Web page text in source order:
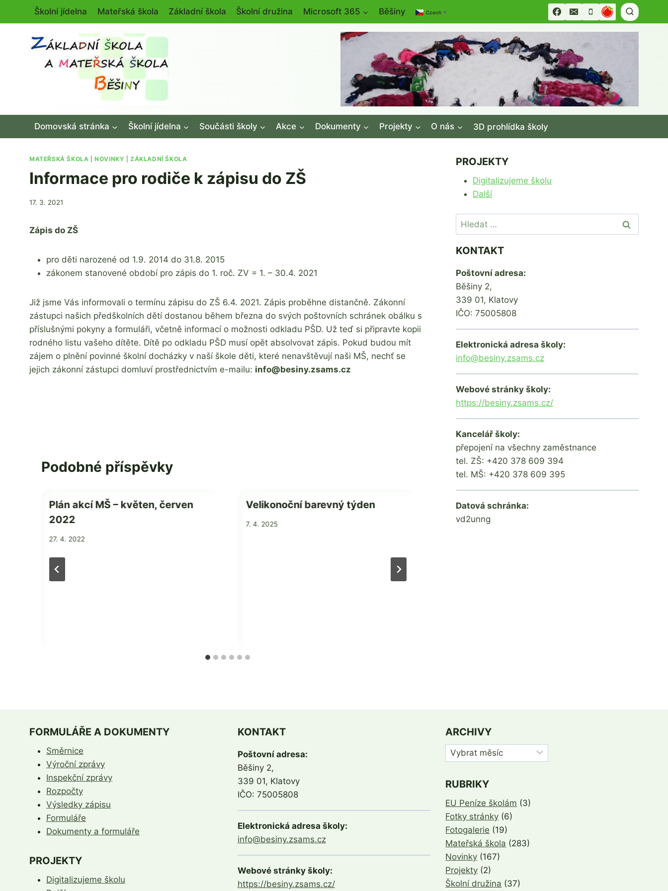
Přeskočit
Školní jídelna Mateřská škola Základní škola Školní družina Microsoft 365 Běšiny Czech ▼
Domovská stránka Školní jídelna Součásti školy Akce Dokumenty Projekty O nás 3D prohlídka školy
MATEŘSKÁ ŠKOLA |NOVINKY |ZÁKLADNÍ ŠKOLA
Informace pro rodiče k zápisu do ZŠ
Od
Žatková
17. 3. 2021
Zápis do ZŠ
pro děti narozené od 1.9. 2014 do 31.8. 2015
zákonem stanovené období pro zápis do 1. roč. ZV = 1. – 30.4. 2021
Již jsme Vás informovali o termínu zápisu do ZŠ 6.4. 2021. Zápis proběhne distančně. Zákonní
zástupci našich předškolních dětí dostanou během března do svých poštovních schránek obálku s
příslušnými pokyny a formuláři, včetně informací o možnosti odkladu PŠD. Už teď si připravte kopii
rodného listu vašeho dítěte. Dítě po odkladu PŠD musí opět absolvovat zápis. Pokud budou mít
zájem o plnění povinné školní docházky v naší škole děti, které nenavštěvují naši MŠ, nechť se
jejich zákonní zástupci domluví prostřednictvím e-mailu: info@besiny.zsams.cz
Podobné příspěvky
Plán akcí MŠ – květen, červen
2022
Od
Tomanová
27. 4. 2022
Velikonoční barevný týden
Od
7. 4. 2025
Otevírání budovy ZŠ
10. 11. 2025
PROJEKTY
Digitalizujeme školu
Další
Vyhledávání
KONTAKT
Poštovní adresa:
Běšiny 2,
339 01, Klatovy
IČO: 75005808
Elektronická adresa školy:
info@besiny.zsams.cz
Webové stránky školy:
https://besiny.zsams.cz/
Kancelář školy:
přepojení na všechny zaměstnance
tel. ZŠ: +420 378 609 394
tel. MŠ: +420 378 609 395
Datová schránka:
vd2unng
FORMULÁŘE A DOKUMENTY
Směrnice
Výroční zprávy
Inspekční zprávy
Rozpočty
Výsledky zápisu
Formuláře
Dokumenty a formuláře
PROJEKTY
Digitalizujeme školu
KONTAKT
Poštovní adresa:
Běšiny 2,
339 01, Klatovy
IČO: 75005808
Elektronická adresa školy:
info@besiny.zsams.cz
Webové stránky školy:
https://besiny.zsams.cz/
ARCHIVY
Archivy
RUBRIKY
EU Peníze školám (3)
Fotky stránky (6)
Fotogalerie (19)
Mateřská škola (283)
Novinky (167)
Projekty (2)
Školní družina (37)